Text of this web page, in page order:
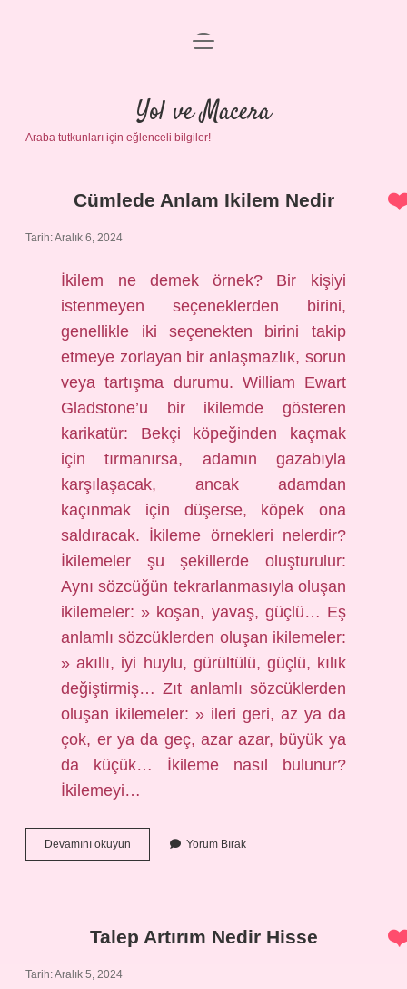
Anasayfa
Gizlilik Politikası
Yasal Uyarı
menüyü
Yol ve Macera
Araba tutkunları için eğlenceli bilgiler!
ve
Macera
Yazılar
Cümlede Anlam Ikilem Nedir
Tarih: Aralık 6, 2024
İkilem ne demek örnek? Bir kişiyi
istenmeyen seçeneklerden birini,
genellikle iki seçenekten birini takip
etmeye zorlayan bir anlaşmazlık, sorun
veya tartışma durumu. William Ewart
Gladstone’u bir ikilemde gösteren
karikatür: Bekçi köpeğinden kaçmak
için tırmanırsa, adamın gazabıyla
karşılaşacak, ancak adamdan
kaçınmak için düşerse, köpek ona
saldıracak. İkileme örnekleri nelerdir?
İkilemeler şu şekillerde oluşturulur:
Aynı sözcüğün tekrarlanmasıyla oluşan
ikilemeler: » koşan, yavaş, güçlü… Eş
anlamlı sözcüklerden oluşan ikilemeler:
» akıllı, iyi huylu, gürültülü, güçlü, kılık
değiştirmiş… Zıt anlamlı sözcüklerden
oluşan ikilemeler: » ileri geri, az ya da
çok, er ya da geç, azar azar, büyük ya
da küçük… İkileme nasıl bulunur?
İkilemeyi…
Devamını okuyun Cümlede
Anlam
Yorum Bırak
Talep Artırım Nedir Hisse
Tarih: Aralık 5, 2024